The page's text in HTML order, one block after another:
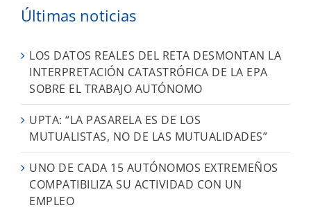
Últimas noticias
LOS DATOS REALES DEL RETA DESMONTAN LA
INTERPRETACIÓN CATASTRÓFICA DE LA EPA
SOBRE EL TRABAJO AUTÓNOMO
UPTA: “LA PASARELA ES DE LOS
MUTUALISTAS, NO DE LAS MUTUALIDADES”
UNO DE CADA 15 AUTÓNOMOS EXTREMEÑOS
COMPATIBILIZA SU ACTIVIDAD CON UN
EMPLEO